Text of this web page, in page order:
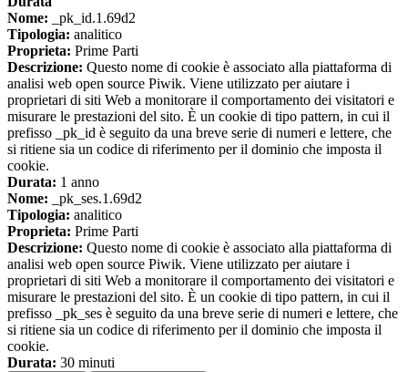
Nome: _pk_id.1.69d2
Tipologia: analitico
Proprieta: Prime Parti
Descrizione: Questo nome di cookie è associato alla piattaforma di
analisi web open source Piwik. Viene utilizzato per aiutare i
proprietari di siti Web a monitorare il comportamento dei visitatori e
misurare le prestazioni del sito. È un cookie di tipo pattern, in cui il
prefisso _pk_id è seguito da una breve serie di numeri e lettere, che
si ritiene sia un codice di riferimento per il dominio che imposta il
cookie.
Durata: 1 anno
Nome: _pk_ses.1.69d2
Tipologia: analitico
Proprieta: Prime Parti
Descrizione: Questo nome di cookie è associato alla piattaforma di
analisi web open source Piwik. Viene utilizzato per aiutare i
proprietari di siti Web a monitorare il comportamento dei visitatori e
misurare le prestazioni del sito. È un cookie di tipo pattern, in cui il
prefisso _pk_ses è seguito da una breve serie di numeri e lettere, che
si ritiene sia un codice di riferimento per il dominio che imposta il
cookie.
Durata: 30 minuti